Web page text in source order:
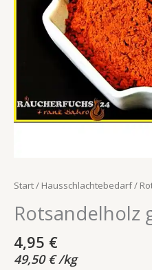
Start/ Hausschlachtebedarf/
Rotsandelholz
4,95 €
49,50€ /kg